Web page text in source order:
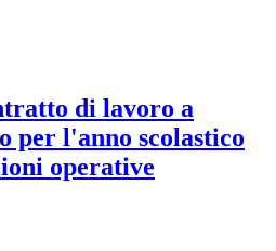
di lavoro a
per l'anno scolastico
operative